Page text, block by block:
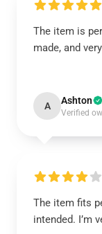
The item is
made, and
A Ashton
Verified
The item fits
intended. I’m